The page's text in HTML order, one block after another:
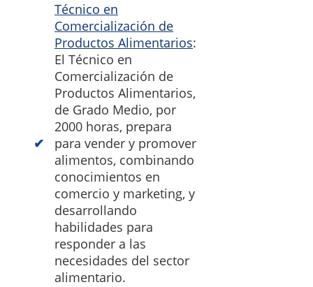
Técnico en
Comercialización de
Productos Alimentarios:
El Técnico en
Comercialización de
Productos Alimentarios,
de Grado Medio, por
2000 horas, prepara
para vender y promover
alimentos, combinando
conocimientos en
comercio y marketing, y
desarrollando
habilidades para
responder a las
necesidades del sector
alimentario.